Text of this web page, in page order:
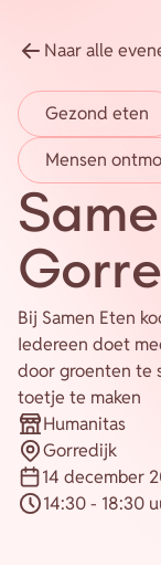
Energie
Contact
Inloggen
Privacy
Home
Naar alle
Gezond eten
Mensen
Bij Samen Eten
Iedereen doet
door groenten te
toetje te maken
Organisatie
Humanitas
PlaatsGorredijk
Datum14 december
Tijdstip
14:30 - 18:30